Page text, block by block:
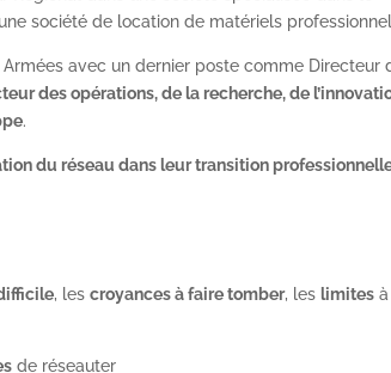
société de location de matériels
avec un dernier poste comme Directeur
des opérations, de la recherche, de
.
du réseau dans leur transition
, lescroyances à faire tomber, les limites à
de réseauter